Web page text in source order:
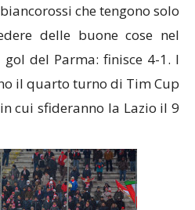
che tengono solo
delle buone cose nel
del Parma: finisce 4-1. I
il quarto turno di Tim Cup
cui sfideranno la Lazio il 9